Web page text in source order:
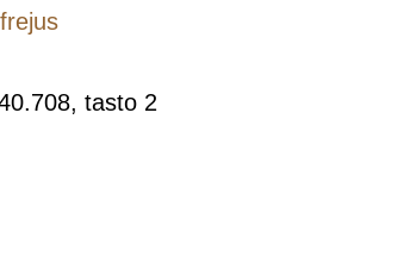
tasto 2